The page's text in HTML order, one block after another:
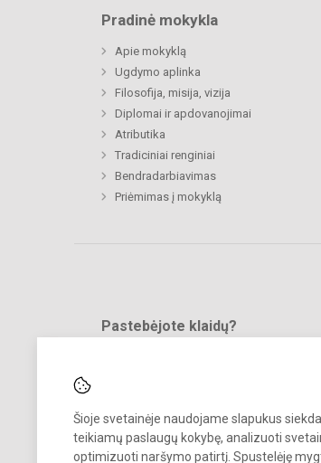
Šioje svetainėje naudojame slapukus
teikiamų paslaugų kokybę, analizuoti
optimizuoti naršymo patirtį. Spustelėję
Pradinė mokykla
Apie mokyklą
Ugdymo aplinka
Filosofija, misija, vizija
Diplomai ir apdovanojimai
Atributika
Tradiciniai renginiai
Bendradarbiavimas
Priėmimas į mokyklą
Pastebėjote klaidų?